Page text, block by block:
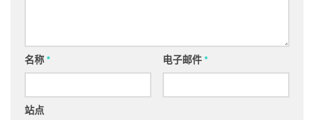
名称* 电子邮件*
站点